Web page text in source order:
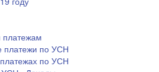
платежам
платежи по УСН
по УСН